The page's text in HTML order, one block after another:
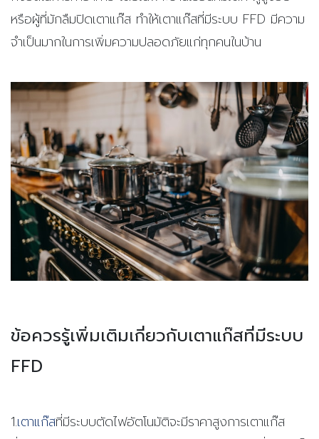
หรือผู้ที่มักลืมปิดเตาแก๊ส ทำให้เตาแก๊สที่มีระบบ FFD มีความ
จำเป็นมากในการเพิ่มความปลอดภัยแก่ทุกคนในบ้าน
ข้อควรรู้เพิ่มเติมเกี่ยวกับเตาแก๊สที่มีระบบ
FFD
1.เตาแก๊สที่มีระบบตัดไฟอัตโนมัติจะมีราคาสูงการเตาแก๊ส